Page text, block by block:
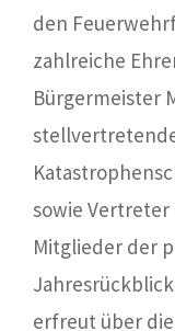
den
zahlreiche
Bürgermeister
sowie
Mitglieder der
erfreut über